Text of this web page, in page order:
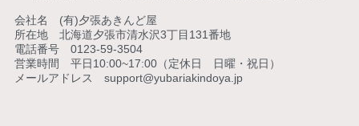
会社名 (有)夕張あきんど屋
所在地 北海道夕張市清水沢3丁目131番地
電話番号 0123-59-3504
営業時間 平日10:00~17:00（定休日 日曜・祝日）
メールアドレス support@yubariakindoya.jp